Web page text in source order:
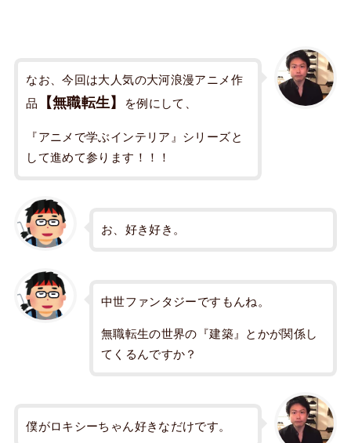
なお、今回は大人気の大河浪漫アニメ作
品
【無職転生】 を例にして、
『アニメで学ぶインテリア』シリーズと
して進めて参ります！！！
お、好き好き。
中世ファンタジーですもんね。
無職転生の世界の『建築』とかが関係し
てくるんですか？
僕がロキシーちゃん好きなだけです。